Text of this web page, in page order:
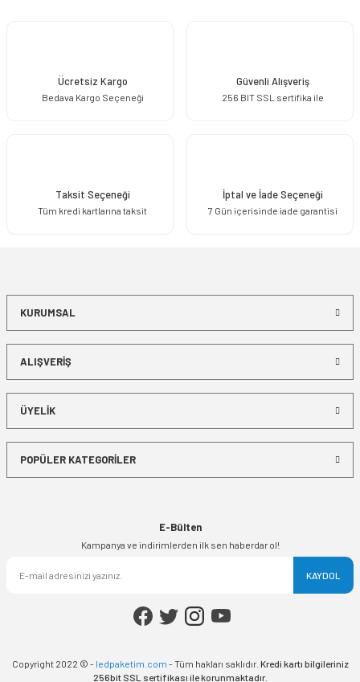
Ücretsiz Kargo
Bedava Kargo Seçeneği
Güvenli Alışveriş
256 BIT SSL sertifika ile
Taksit Seçeneği
Tüm kredi kartlarına taksit
İptal ve İade Seçeneği
7 Gün içerisinde iade garantisi
KURUMSAL
ALIŞVERİŞ
ÜYELİK
POPÜLER KATEGORİLER
E-Bülten
Kampanya ve indirimlerden ilk sen haberdar ol!
KAYDOL
Copyright 2022 © - ledpaketim.com - Tüm hakları saklıdır. Kredi kartı bilgileriniz
256bit SSL sertifikası ile korunmaktadır.